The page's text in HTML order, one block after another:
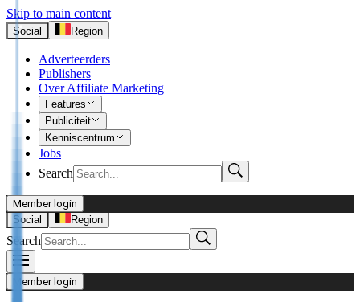
Skip to main content
Social Region
Adverteerders
Publishers
Over Affiliate Marketing
Features
Publiciteit
Kenniscentrum
Jobs
Search
I’m Advertiser
Login
Not already our Advertiser?
Member login
Social
Region
Search
Member login